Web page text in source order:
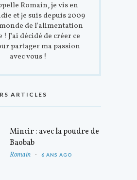
Romain, je vis en
et je suis depuis 2009
de l'alimentation
J'ai décidé de créer ce
partager ma passion
avec vous !
ARTICLES
Mincir : avec la poudre de
Baobab
Romain 6 ANS AGO